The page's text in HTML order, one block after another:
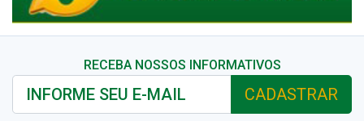
RECEBA NOSSOS INFORMATIVOS
CADASTRAR